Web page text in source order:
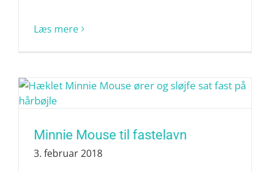
Læs mere
Minnie Mouse til fastelavn
3. februar 2018